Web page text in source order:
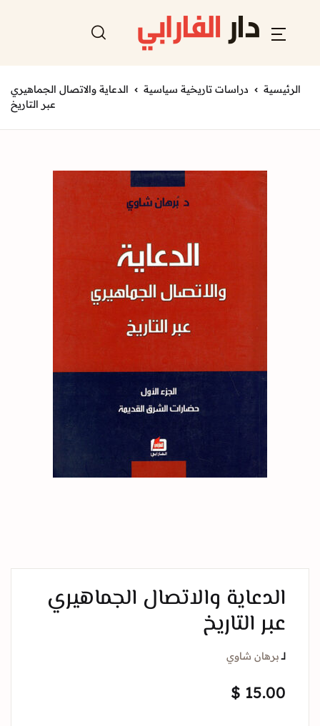
الرئيسية دراسات تاريخية سياسية
الدعاية والاتصال الجماهيري
عبر التاريخ
الدعاية والاتصال الجماهيري
عبر التاريخ
لــ برهان شاوي
$ 15.00